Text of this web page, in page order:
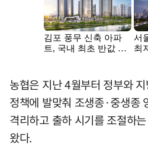
농협은 지난 4월부터 정부와
정책에 발맞춰 조생종·중생종
격리하고 출하 시기를 조절하
왔다.